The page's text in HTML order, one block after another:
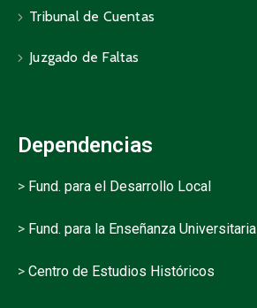
Tribunal de Cuentas
Juzgado de Faltas
Dependencias
> Fund. para el Desarrollo Local
> Fund. para la Enseñanza Universitaria
> Centro de Estudios Históricos